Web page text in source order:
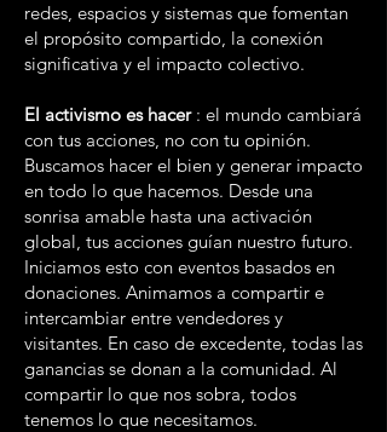
redes, espacios y sistemas que fomentan
el propósito compartido, la conexión
significativa y el impacto colectivo.
El activismo es hacer: el mundo cambiará
con tus acciones, no con tu opinión.
Buscamos hacer el bien y generar impacto
en todo lo que hacemos. Desde una
sonrisa amable hasta una activación
global, tus acciones guían nuestro futuro.
Iniciamos esto con eventos basados en
donaciones. Animamos a compartir e
intercambiar entre vendedores y
visitantes. En caso de excedente, todas las
ganancias se donan a la comunidad. Al
compartir lo que nos sobra, todos
tenemos lo que necesitamos.